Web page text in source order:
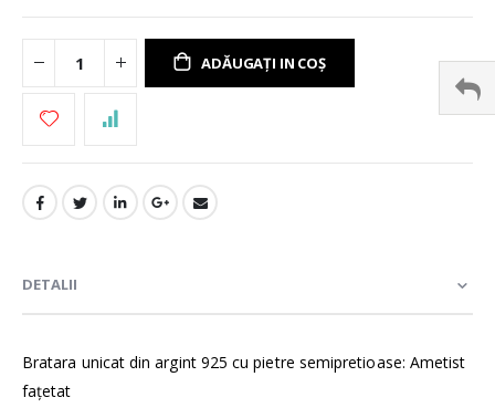
ADĂUGAȚI IN COȘ
DETALII
Bratara unicat din argint 925 cu pietre semipretioase: Ametist
fațetat